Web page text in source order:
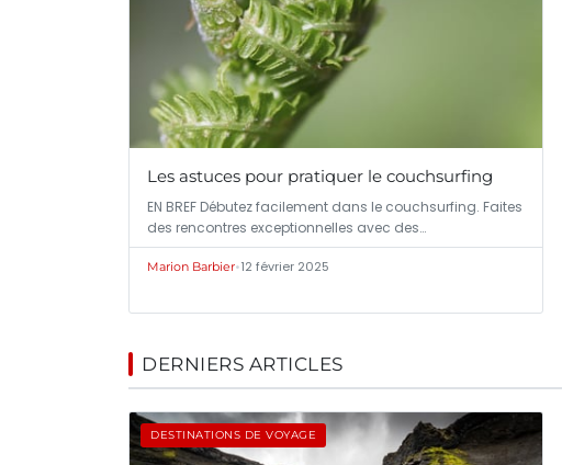
Les astuces pour pratiquer le couchsurfing
EN BREF Débutez facilement dans le couchsurfing. Faites
des rencontres exceptionnelles avec des…
Marion Barbier•12 février 2025
DERNIERS ARTICLES
DESTINATIONS DE VOYAGE